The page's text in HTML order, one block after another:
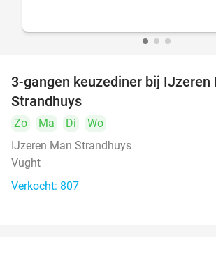
3-gangen keuzediner bij IJzeren
Strandhuys
Zo Ma Di
Wo
IJzeren Man Strandhuys
Vught
Verkocht: 807